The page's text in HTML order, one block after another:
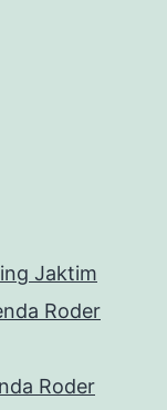
Jaktim
Roder
Roder